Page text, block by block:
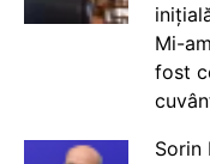
Mi-
fost
Sorin